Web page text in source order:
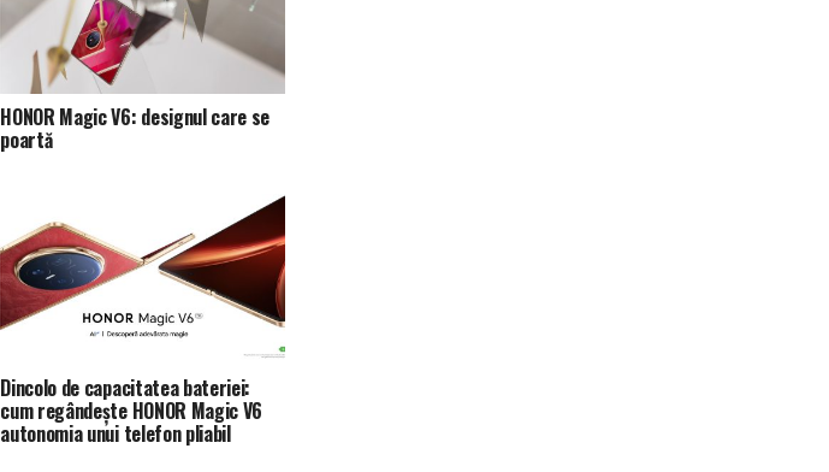
HONOR Magic V6: designul care se
poartă
Dincolo de capacitatea bateriei:
cum regândește HONOR Magic V6
autonomia unui telefon pliabil